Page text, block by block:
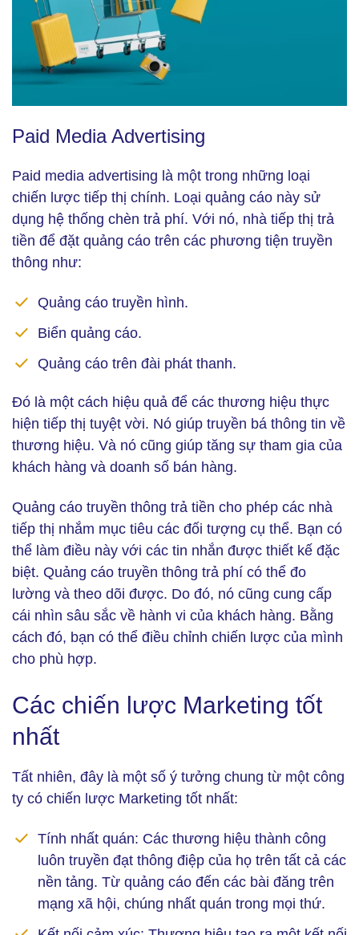
Paid Media Advertising
Paid media advertising là một trong những loại
chiến lược tiếp thị chính. Loại quảng cáo này sử
dụng hệ thống chèn trả phí. Với nó, nhà tiếp thị trả
tiền để đặt quảng cáo trên các phương tiện truyền
thông như:
Quảng cáo truyền hình.
Biển quảng cáo.
Quảng cáo trên đài phát thanh.
Đó là một cách hiệu quả để các thương hiệu thực
hiện tiếp thị tuyệt vời. Nó giúp truyền bá thông tin về
thương hiệu. Và nó cũng giúp tăng sự tham gia của
khách hàng và doanh số bán hàng.
Quảng cáo truyền thông trả tiền cho phép các nhà
tiếp thị nhắm mục tiêu các đối tượng cụ thể. Bạn có
thể làm điều này với các tin nhắn được thiết kế đặc
biệt. Quảng cáo truyền thông trả phí có thể đo
lường và theo dõi được. Do đó, nó cũng cung cấp
cái nhìn sâu sắc về hành vi của khách hàng. Bằng
cách đó, bạn có thể điều chỉnh chiến lược của mình
cho phù hợp.
Các chiến lược Marketing tốt
nhất
Tất nhiên, đây là một số ý tưởng chung từ một công
ty có chiến lược Marketing tốt nhất:
Tính nhất quán: Các thương hiệu thành công
luôn truyền đạt thông điệp của họ trên tất cả các
nền tảng. Từ quảng cáo đến các bài đăng trên
mạng xã hội, chúng nhất quán trong mọi thứ.